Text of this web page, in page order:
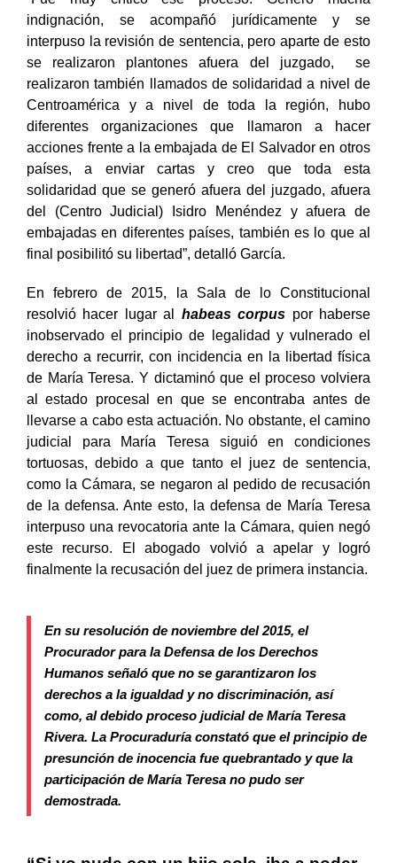
“Fue muy crítico ese proceso. Generó mucha
indignación, se acompañó jurídicamente y se
interpuso la revisión de sentencia, pero aparte de esto
se realizaron plantones afuera del juzgado, se
realizaron también llamados de solidaridad a nivel de
Centroamérica y a nivel de toda la región, hubo
diferentes organizaciones que llamaron a hacer
acciones frente a la embajada de El Salvador en otros
países, a enviar cartas y creo que toda esta
solidaridad que se generó afuera del juzgado, afuera
del (Centro Judicial) Isidro Menéndez y afuera de
embajadas en diferentes países, también es lo que al
final posibilitó su libertad”, detalló García.
En febrero de 2015, la Sala de lo Constitucional
resolvió hacer lugar al habeas corpus
por haberse
inobservado el principio de legalidad y vulnerado el
derecho a recurrir, con incidencia en la libertad física
de María Teresa. Y dictaminó que el proceso volviera
al estado procesal en que se encontraba antes de
llevarse a cabo esta actuación. No obstante, el camino
judicial para María Teresa siguió en condiciones
tortuosas, debido a que tanto el juez de sentencia,
como la Cámara, se negaron al pedido de recusación
de la defensa. Ante esto, la defensa de María Teresa
interpuso una revocatoria ante la Cámara, quien negó
este recurso. El abogado volvió a apelar y logró
finalmente la recusación del juez de primera instancia.
En su resolución de noviembre del 2015, el
Procurador para la Defensa de los Derechos
Humanos señaló que no se garantizaron los
derechos a la igualdad y no discriminación, así
como, al debido proceso judicial de María Teresa
Rivera. La Procuraduría constató que el principio de
presunción de inocencia fue quebrantado y que la
participación de María Teresa no pudo ser
demostrada.